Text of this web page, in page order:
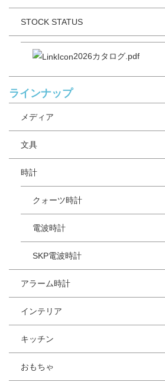
STOCK STATUS
2026カタログ.pdf
ラインナップ
メディア
文具
時計
クォーツ時計
電波時計
SKP電波時計
アラーム時計
インテリア
キッチン
おもちゃ